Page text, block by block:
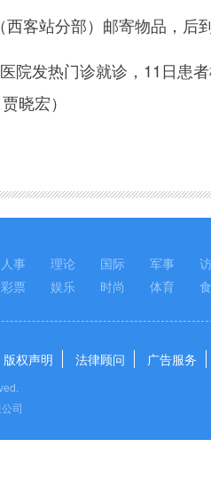
站分部）邮寄物品，后到
发热门诊就诊，11日患者
晓宏）
人事 理论 国际 军事
彩票 娱乐 时尚 体育
版权声明 法律顾问 广告服务
司